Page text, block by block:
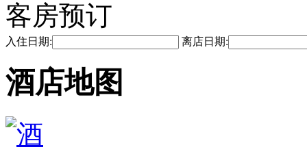
客房预订
入住日期: 离店日期:
酒店地图